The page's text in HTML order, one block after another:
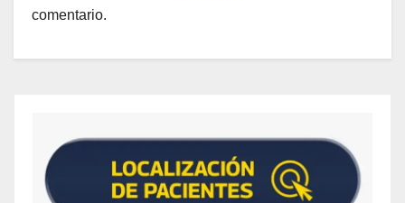
comentario.